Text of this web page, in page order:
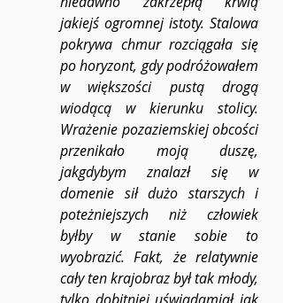
jakiejś ogromnej istoty. Stalowa
pokrywa chmur rozciągała się
po horyzont, gdy podróżowałem
w większości pustą drogą
wiodącą w kierunku stolicy.
Wrażenie pozaziemskiej obcości
przenikało moją duszę,
jakgdybym znalazł się w
domenie sił dużo starszych i
poteżniejszych niż człowiek
byłby w stanie sobie to
wyobrazić. Fakt, że relatywnie
cały ten krajobraz był tak młody,